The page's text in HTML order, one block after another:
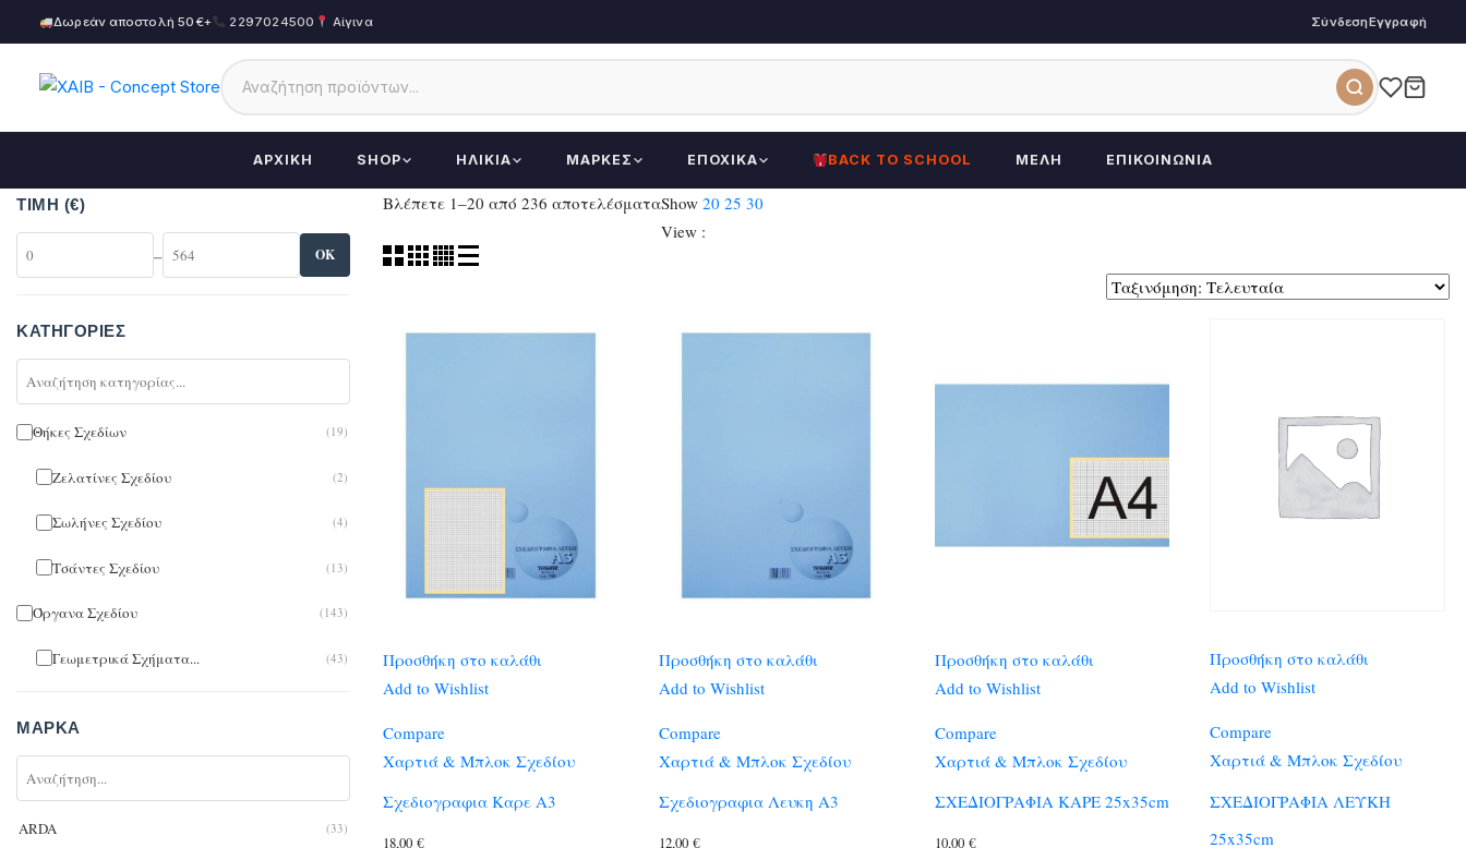
Δωρεάν αποστολή 50€+ 2297024500 Αίγινα ΣύνδεσηΕγγραφή
ΑΡΧΙΚΉ SHOP ΗΛΙΚΊΑ ΜΆΡΚΕΣ ΕΠΟΧΙΚΆ BACK TO SCHOOL ΜΈΛΗ ΕΠΙΚΟΙΝΩΝΊΑ
Βλέπετε 1–20 από 236 αποτελέσματαSorted
by
Show 20 25 30
View :
Προσθήκη στο καλάθι
Add to Wishlist
Compare
Χαρτιά & Μπλοκ Σχεδίου
Σχεδιογραφια Καρε Α3
18,00 €
Προσθήκη στο καλάθι
Add to Wishlist
Compare
Χαρτιά & Μπλοκ Σχεδίου
Σχεδιογραφια Λευκη Α3
12,00 €
Προσθήκη στο καλάθι
Add to Wishlist
Compare
Χαρτιά & Μπλοκ Σχεδίου
ΣΧΕΔΙΟΓΡΑΦΙΑ ΚΑΡΕ 25x35cm
10,00 €
Προσθήκη στο καλάθι
Add to Wishlist
Compare
Χαρτιά & Μπλοκ Σχεδίου
ΣΧΕΔΙΟΓΡΑΦΙΑ ΛΕΥΚΗ
25x35cm
ΤΙΜΉ (€)
– OK
ΚΑΤΗΓΟΡΊΕΣ
Θήκες Σχεδίων (19)
Ζελατίνες Σχεδίου (2)
Σωλήνες Σχεδίου (4)
Τσάντες Σχεδίου (13)
Όργανα Σχεδίου (143)
Γεωμετρικά Σχήματα... (43)
Παράλληλα/Διπαράλληλα
Στένσιλ/Σαμπλόν (3)
ΜΆΡΚΑ
ARDA (33)